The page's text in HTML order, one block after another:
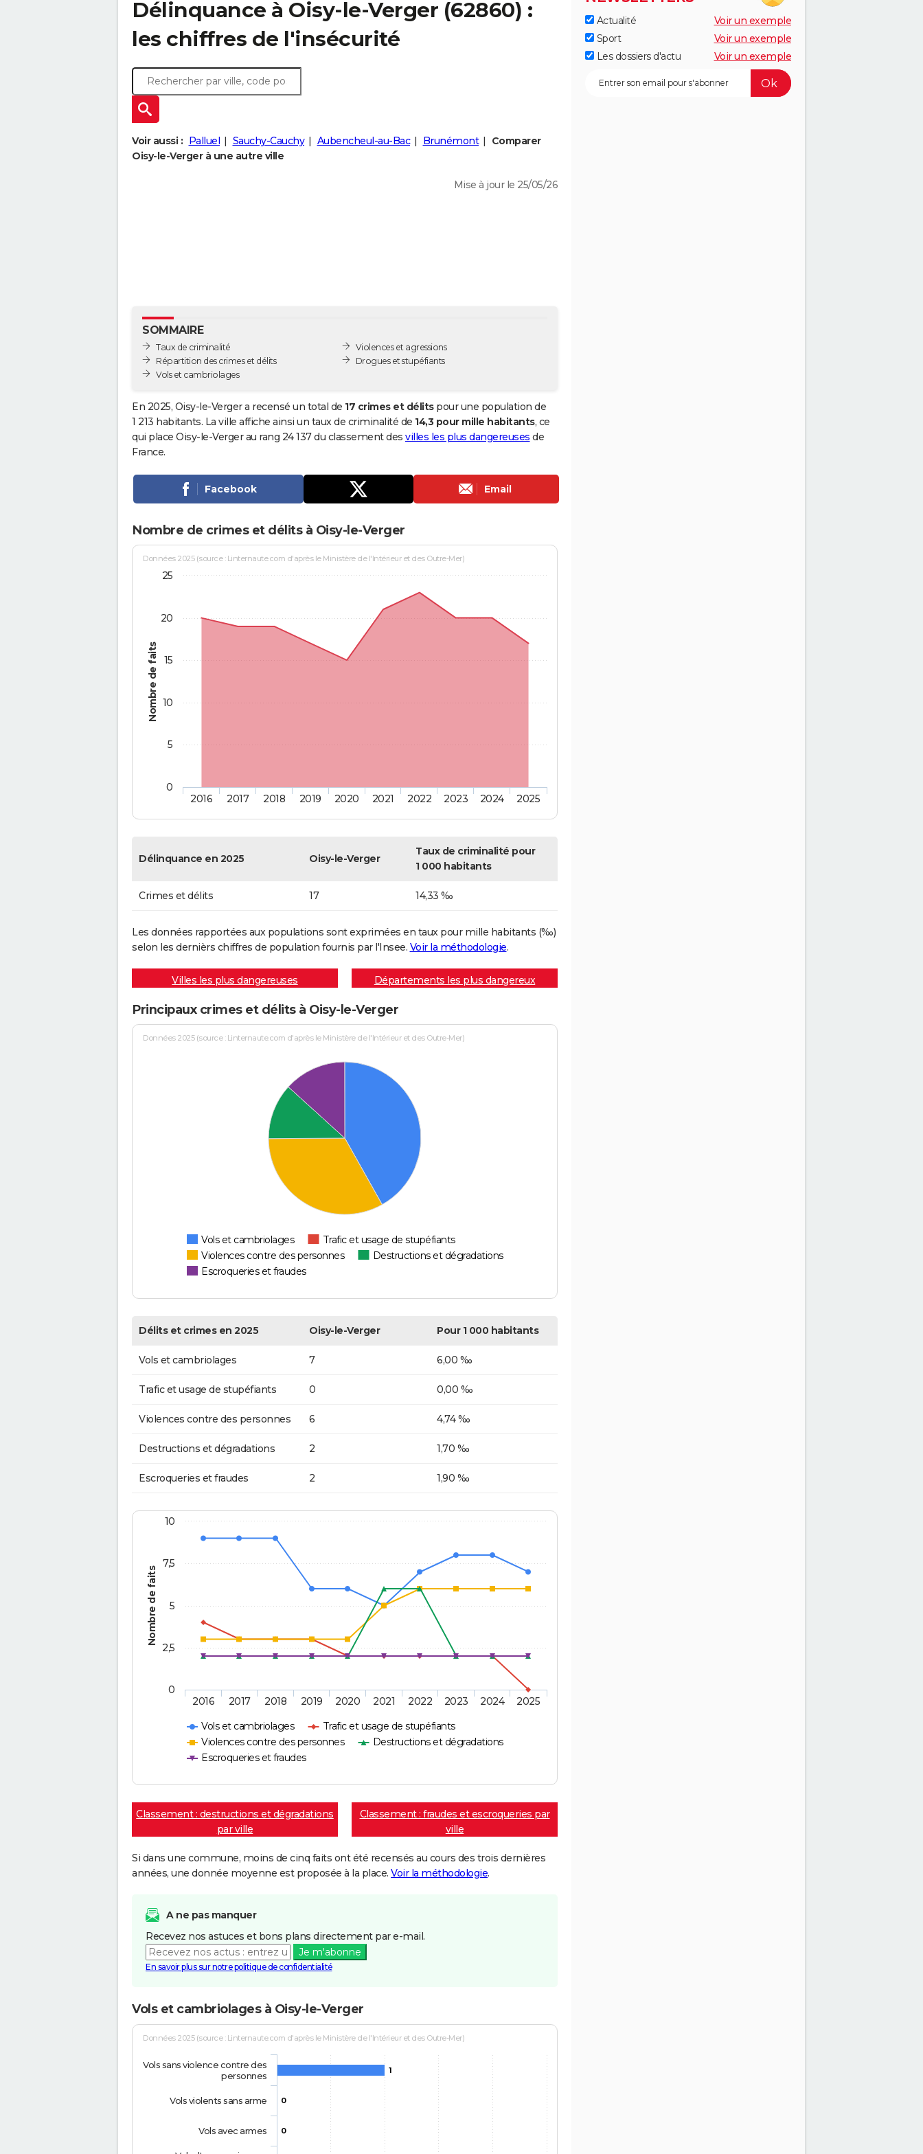
Délinquance à Oisy-le-Verger (62860) :
les chiffres de l'insécurité
Voir aussi : Palluel Sauchy-Cauchy Aubencheul-au-Bac Brunémont
Comparer
Oisy-le-Verger à une autre ville
Mise à jour le 25/05/26
SOMMAIRE
Taux de criminalité
Répartition des crimes et délits
Vols et cambriolages
Violences et agressions
Drogues et stupéfiants
En 2025, Oisy-le-Verger a recensé un total de 17 crimes et délitspour une population de
1 213 habitants. La ville affiche ainsi un taux de criminalité de 14,3 pour mille habitants, ce
qui place Oisy-le-Verger au rang 24 137 du classement des villes les plus dangereuses de
France.
Facebook Email
Nombre de crimes et délits à Oisy-le-Verger
Nombre de faits
Données 2025 (source : Linternaute.com d'après le Ministère de l'Intérieur et des Outre-Mer)
2016 2017 2018 2019 2020 2021 2022 2023 2024 2025
0
5
10
15
20
25
Délinquance en 2025 Oisy-le-Verger
Taux de criminalité pour
1 000 habitants
Crimes et délits 17 14,33 ‰
Les données rapportées aux populations sont exprimées en taux pour mille habitants (‰)
selon les dernièrs chiffres de population fournis par l'Insee. Voir la méthodologie.
Villes les plus dangereuses Départements les plus dangereux
Principaux crimes et délits à Oisy-le-Verger
Données 2025 (source : Linternaute.com d'après le Ministère de l'Intérieur et des Outre-Mer)
Vols et cambriolages
Trafic et usage de stupéfiants
Violences contre des personnes
Destructions et dégradations
Escroqueries et fraudes
Délits et crimes en 2025 Oisy-le-Verger Pour 1 000 habitants
Vols et cambriolages 7 6,00 ‰
Trafic et usage de stupéfiants 0 0,00 ‰
Violences contre des personnes 6 4,74 ‰
Destructions et dégradations 2 1,70 ‰
Escroqueries et fraudes 2 1,90 ‰
Nombre de faits
Vols et cambriolages
Trafic et usage de stupéfiants
Violences contre des personnes
Destructions et dégradations
Escroqueries et fraudes
2016 2017 2018 2019 2020 2021 2022 2023 2024 2025
0
2,5
5
7,5
10
Classement : destructions et dégradations
par ville
Classement : fraudes et escroqueries par
ville
Si dans une commune, moins de cinq faits ont été recensés au cours des trois dernières
années, une donnée moyenne est proposée à la place. Voir la méthodologie.
A ne pas manquer
Recevez nos astuces et bons plans directement par e-mail.
Je m'abonne
En savoir plus sur notre politique de confidentialité
Vols et cambriolages à Oisy-le-Verger
Données 2025 (source : Linternaute.com d'après le Ministère de l'Intérieur et des Outre-Mer)
1
0
0
Vols sans violence contre des
personnes
Vols violents sans arme
Vols avec armes
Actualité
Voir un exemple
Sport
Voir un exemple
Les dossiers d'actu
Voir un exemple